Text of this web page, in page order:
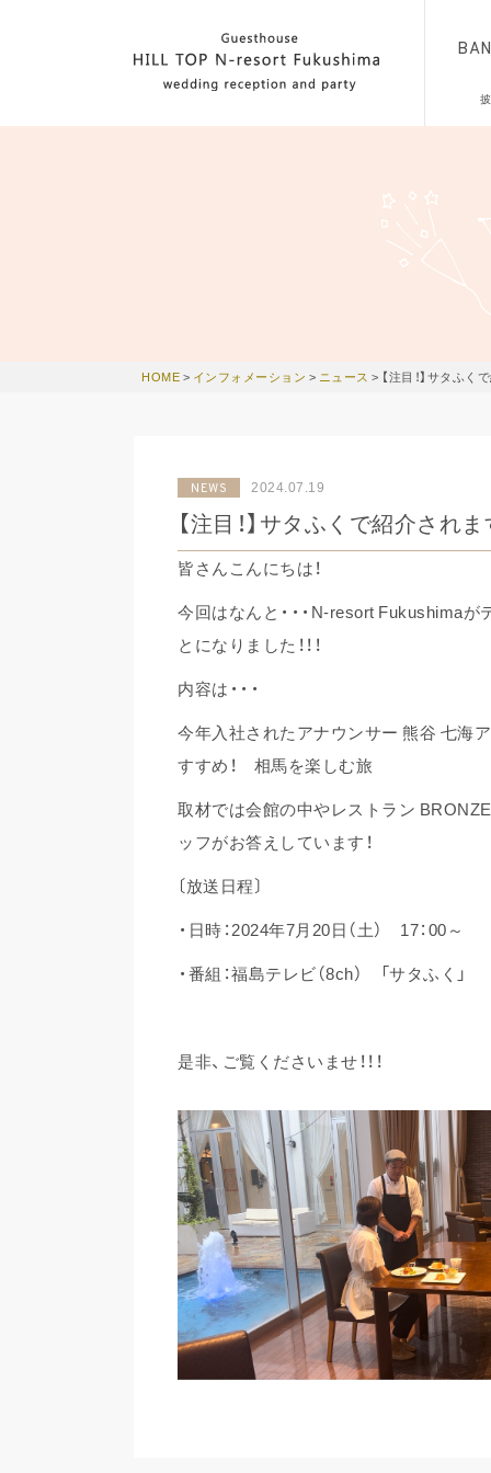
HOME> インフォメーション > ニュース > 【注目！】サタふく
NEWS 2024.07.19
【注目！】サタふくで紹介されま
皆さんこんにちは！
今回はなんと・・・N-resort Fukushima
とになりました！！！
内容は・・・
今年入社されたアナウンサー 熊谷 七海
すすめ！ 相馬を楽しむ旅
取材では会館の中やレストラン
ッフがお答えしています！
〔放送日程〕
・日時：2024年7月20日（土） 17：00～
・番組：福島テレビ（8ch） 「サタふく」
是非、ご覧くださいませ！！！